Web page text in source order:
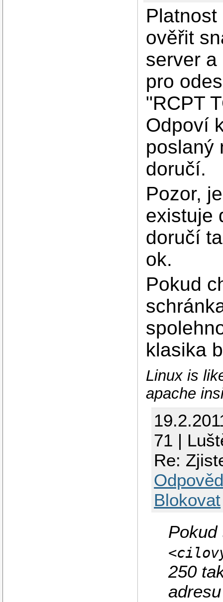
ověřit
server
pro
"RCPT
Odpoví
poslaný
doručí.
Pozor,
existuje
doručí
ok.
Pokud
klasika
Linux is
apache
71 |
Re:
Blokovat
Pokud
250